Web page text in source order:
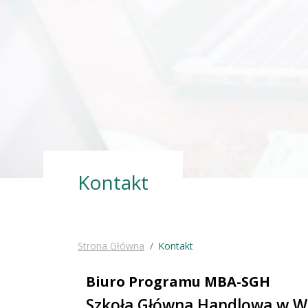
Kontakt
Strona Główna Kontakt
Biuro Programu MBA-SGH